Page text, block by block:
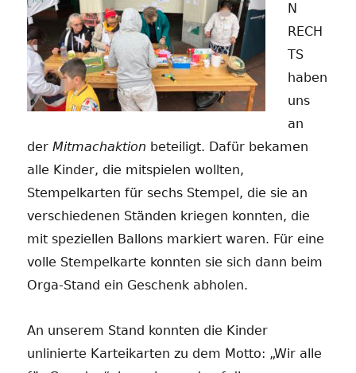
N
RECH
TS
haben
uns
an
derMitmachaktion beteiligt. Dafür bekamen
alle Kinder, die mitspielen wollten,
Stempelkarten für sechs Stempel, die sie an
verschiedenen Ständen kriegen konnten, die
mit speziellen Ballons markiert waren. Für eine
volle Stempelkarte konnten sie sich dann beim
Orga-Stand ein Geschenk abholen.
An unserem Stand konnten die Kinder
unlinierte Karteikarten zu dem Motto: „Wir alle